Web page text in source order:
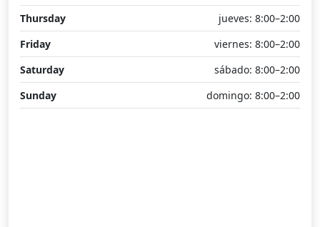
Thursday
jueves: 8:00–2:00
Friday
viernes: 8:00–2:00
Saturday
sábado: 8:00–2:00
Sunday
domingo: 8:00–2:00